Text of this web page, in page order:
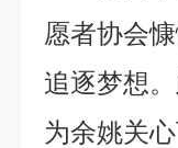
愿者协会
追逐梦想
为余姚关